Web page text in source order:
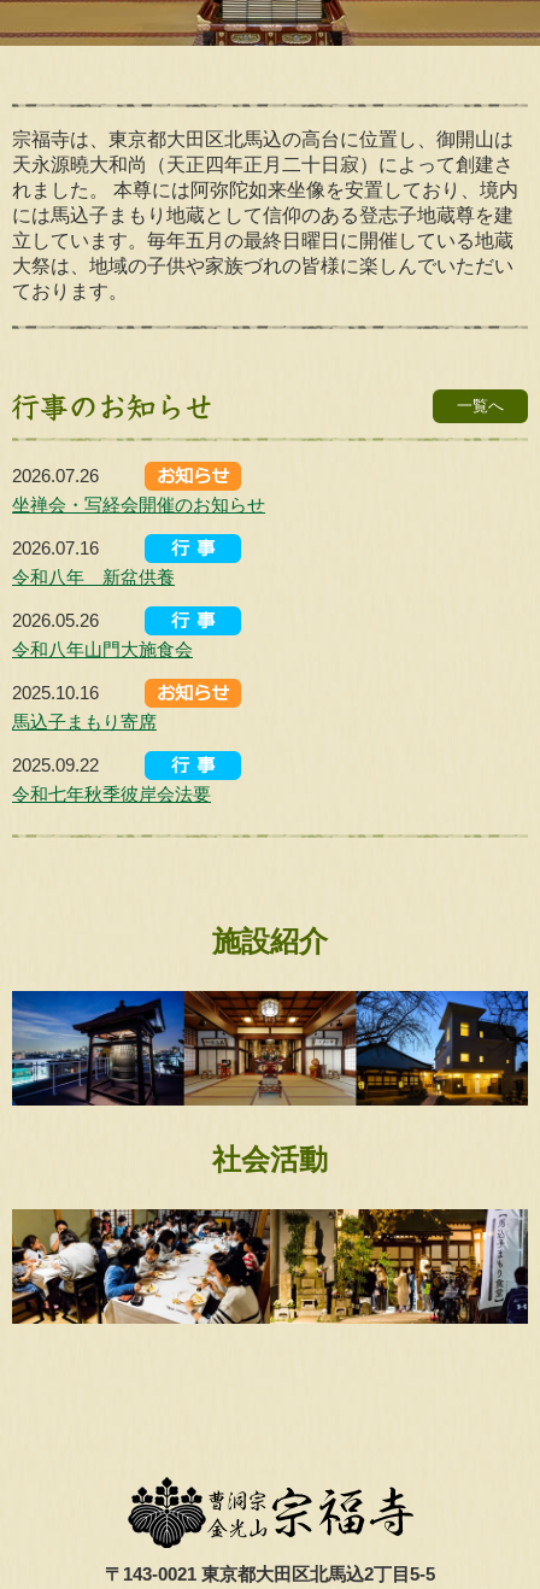
宗福寺は、東京都大田区北馬込の高台に位置し、御開山は
天永源曉大和尚（天正四年正月二十日寂）によって創建さ
れました。 本尊には阿弥陀如来坐像を安置しており、境内
には馬込子まもり地蔵として信仰のある登志子地蔵尊を建
立しています。毎年五月の最終日曜日に開催している地蔵
大祭は、地域の子供や家族づれの皆様に楽しんでいただい
ております。
一覧へ
2026.07.26
坐禅会・写経会開催のお知らせ
2026.07.16
令和八年 新盆供養
2026.05.26
令和八年山門大施食会
2025.10.16
馬込子まもり寄席
2025.09.22
令和七年秋季彼岸会法要
施設紹介
社会活動
〒143-0021 東京都大田区北馬込2丁目5-5